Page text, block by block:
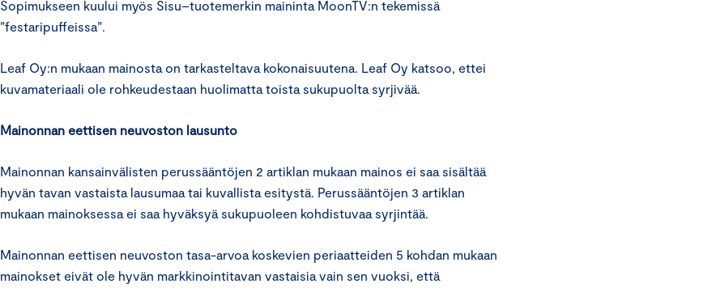
Sopimukseen kuului myös Sisu–tuotemerkin maininta MoonTV:n tekemissä
”festaripuffeissa”.
Leaf Oy:n mukaan mainosta on tarkasteltava kokonaisuutena. Leaf Oy katsoo, ettei
kuvamateriaali ole rohkeudestaan huolimatta toista sukupuolta syrjivää.
Mainonnan eettisen neuvoston lausunto
Mainonnan kansainvälisten perussääntöjen 2 artiklan mukaan mainos ei saa sisältää
hyvän tavan vastaista lausumaa tai kuvallista esitystä. Perussääntöjen 3 artiklan
mukaan mainoksessa ei saa hyväksyä sukupuoleen kohdistuvaa syrjintää.
Mainonnan eettisen neuvoston tasa-arvoa koskevien periaatteiden 5 kohdan mukaan
mainokset eivät ole hyvän markkinointitavan vastaisia vain sen vuoksi, että